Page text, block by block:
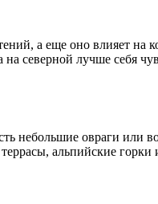
а еще оно влияет
северной лучше себя
небольшие овраги или
альпийские